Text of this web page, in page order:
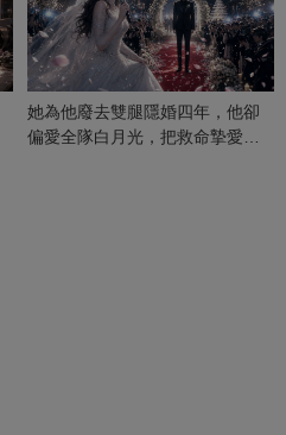
她為他廢去雙腿隱婚四年，他卻
偏愛全隊白月光，把救命摯愛當